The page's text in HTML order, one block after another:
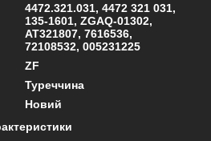
4472.321.031, 4472 321 031,
135-1601, ZGAQ-01302,
AT321807, 7616536,
72108532, 005231225
ZF
Туреччина
Новий